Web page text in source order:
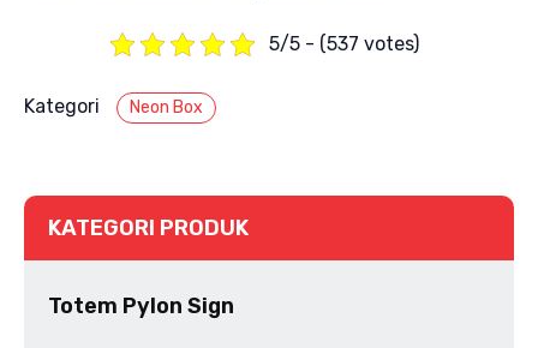
5/5 - (537 votes)
Kategori Neon Box
KATEGORI PRODUK
Totem Pylon Sign